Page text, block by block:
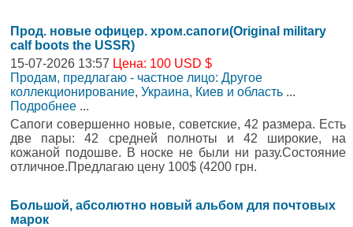
Прод. новые офицер. хром.сапоги(Оriginal military
calf boots the USSR)
15-07-2026 13:57 Цена: 100 USD $
Продам, предлагаю - частное лицо: Другое
коллекционирование, Украина, Киев и область ...
Подробнее ...
Сапоги совершенно новые, советские, 42 размера. Есть
две пары: 42 средней полноты и 42 широкие, на
кожаной подошве. В носке не были ни разу.Состояние
отличное.Предлагаю цену 100$ (4200 грн.
Большой, абсолютно новый альбом для почтовых
марок